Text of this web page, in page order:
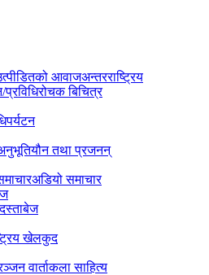
आवाजअन्तरराष्ट्रिय
प्रविधिरोचक बिचित्र
पर्यटन
यौन तथा प्रजनन्
अडियो समाचार
दस्ताबेज
खेलकुद
वार्ताकला साहित्य